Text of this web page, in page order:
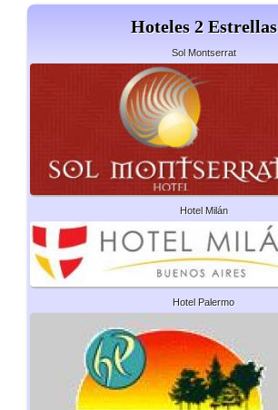
Hoteles 2 Estrellas
Sol Montserrat
Hotel Milán
Hotel Palermo